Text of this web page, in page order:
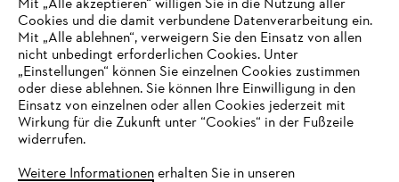
STIHL Vertriebszentrale AG & Co. KG, D-64807 Dieburg
IHR BROWSER WIRD NICHT
UNTERSTÜTZT
eine optimale Nutzung unserer Seite empfehlen wir Ihnen, zu
Mit „Alle akzeptieren“ willigen Sie in die Nutzung aller
Cookies und die damit verbundene Datenverarbeitung ein.
Mit „Alle ablehnen“, verweigern Sie den Einsatz von allen
nicht unbedingt erforderlichen Cookies. Unter
„Einstellungen“ können Sie einzelnen Cookies zustimmen
oder diese ablehnen. Sie können Ihre Einwilligung in den
Einsatz von einzelnen oder allen Cookies jederzeit mit
Wirkung für die Zukunft unter “Cookies“ in der Fußzeile
widerrufen.
Weitere Informationen erhalten Sie in unseren